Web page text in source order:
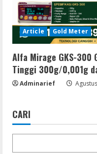
Article Gold Meter
Alfa Mirage GKS-300
Tinggi 300g/0,001g
Adminarief
CARI